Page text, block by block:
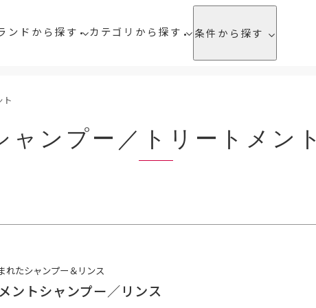
ンドから探す カテゴリから探す 条件から探す
ト
ャンプー／トリートメント
れたシャンプー＆リンス
ントシャンプー／リンス